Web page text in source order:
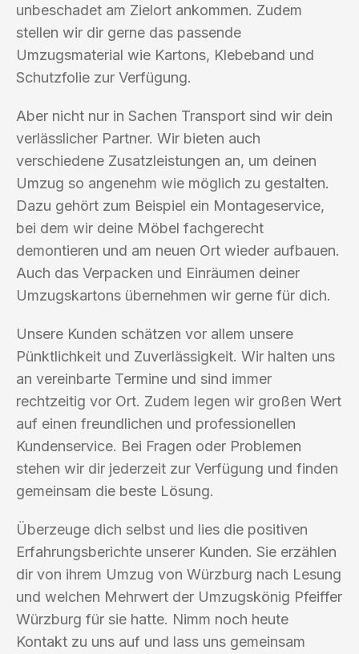
unbeschadet am Zielort ankommen. Zudem
stellen wir dir gerne das passende
Umzugsmaterial wie Kartons, Klebeband und
Schutzfolie zur Verfügung.
Aber nicht nur in Sachen Transport sind wir dein
verlässlicher Partner. Wir bieten auch
verschiedene Zusatzleistungen an, um deinen
Umzug so angenehm wie möglich zu gestalten.
Dazu gehört zum Beispiel ein Montageservice,
bei dem wir deine Möbel fachgerecht
demontieren und am neuen Ort wieder aufbauen.
Auch das Verpacken und Einräumen deiner
Umzugskartons übernehmen wir gerne für dich.
Unsere Kunden schätzen vor allem unsere
Pünktlichkeit und Zuverlässigkeit. Wir halten uns
an vereinbarte Termine und sind immer
rechtzeitig vor Ort. Zudem legen wir großen Wert
auf einen freundlichen und professionellen
Kundenservice. Bei Fragen oder Problemen
stehen wir dir jederzeit zur Verfügung und finden
gemeinsam die beste Lösung.
Überzeuge dich selbst und lies die positiven
Erfahrungsberichte unserer Kunden. Sie erzählen
dir von ihrem Umzug von Würzburg nach Lesung
und welchen Mehrwert der Umzugskönig Pfeiffer
Würzburg für sie hatte. Nimm noch heute
Kontakt zu uns auf und lass uns gemeinsam